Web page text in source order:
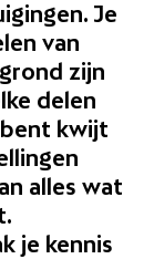
Je
van
zijn
delen
kwijt
alles wat
je kennis